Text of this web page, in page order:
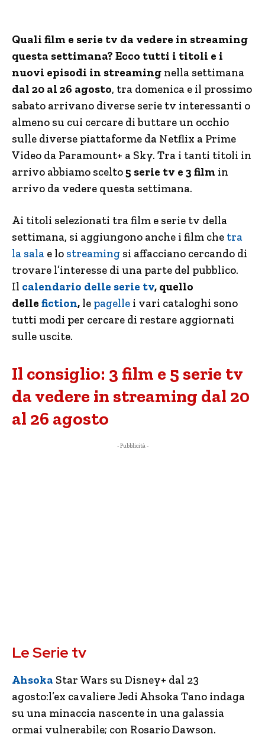
Quali film e serie tv da vedere in streaming
questa settimana? Ecco tutti i titoli e i
nuovi episodi in streaming nella settimana
dal 20 al 26 agosto, tra domenica e il prossimo
sabato arrivano diverse serie tv interessanti o
almeno su cui cercare di buttare un occhio
sulle diverse piattaforme da Netflix a Prime
Video da Paramount+ a Sky. Tra i tanti titoli in
arrivo abbiamo scelto5 serie tv e 3 film in
arrivo da vedere questa settimana.
Ai titoli selezionati tra film e serie tv della
settimana, si aggiungono anche i film che tra
la sala e lo streaming si affacciano cercando di
trovare l’interesse di una parte del pubblico.
Il calendario delle serie tv, quello
delle fiction, le pagelle i vari cataloghi sono
tutti modi per cercare di restare aggiornati
sulle uscite.
Il consiglio: 3 film e 5 serie tv
da vedere in streaming dal 20
al 26 agosto
- Pubblicità -
Le Serie tv
Ahsoka Star Wars su Disney+ dal 23
agosto:l’ex cavaliere Jedi Ahsoka Tano indaga
su una minaccia nascente in una galassia
ormai vulnerabile; con Rosario Dawson.